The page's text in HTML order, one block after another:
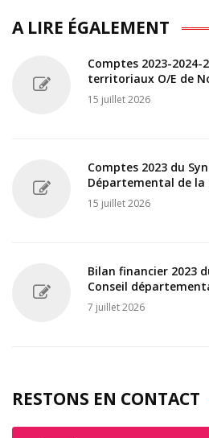
A LIRE ÉGALEMENT
Comptes 2023-2024-
territoriaux O/E de
15 juillet 2026
Comptes 2023 du
Départemental de
15 juillet 2026
Bilan financier 2023
Conseil
7 juillet 2026
RESTONS EN CONTACT